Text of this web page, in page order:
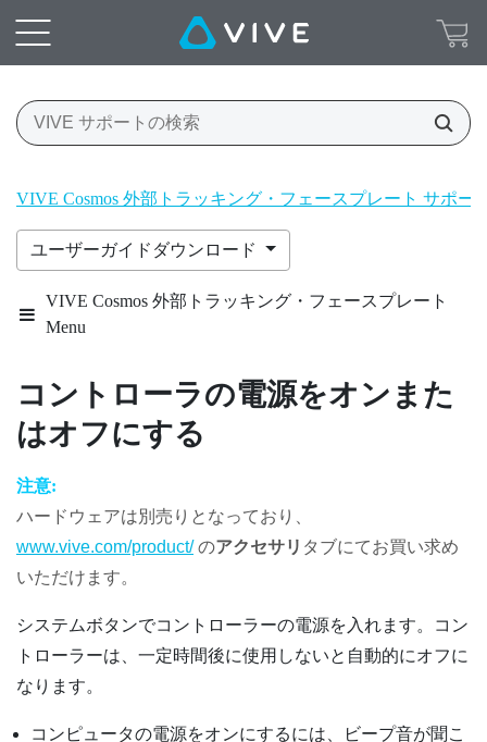
VIVE Cosmos 外部トラッキング・フェースプレート サポー
ユーザーガイドダウンロード
VIVE Cosmos 外部トラッキング・フェースプレート
Menu
コントローラの電源をオンまた
はオフにする
注意:
ハードウェアは別売りとなっており、
www.vive.com/product/のアクセサリ タブにてお買い求め
いただけます。
システムボタンでコントローラーの電源を入れます。コン
トローラーは、一定時間後に使用しないと自動的にオフに
なります。
コンピュータの電源をオンにするには、ビープ音が聞こ